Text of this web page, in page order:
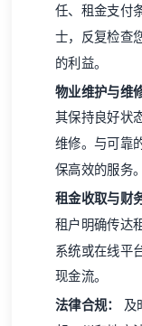
任、租金支付
士，反复检查
的利益。
物业维护与维
其保持良好状
维修。与可靠
保高效的服务。
租金收取与财
租户明确传达
系统或在线平
现金流。
法律合规：
及